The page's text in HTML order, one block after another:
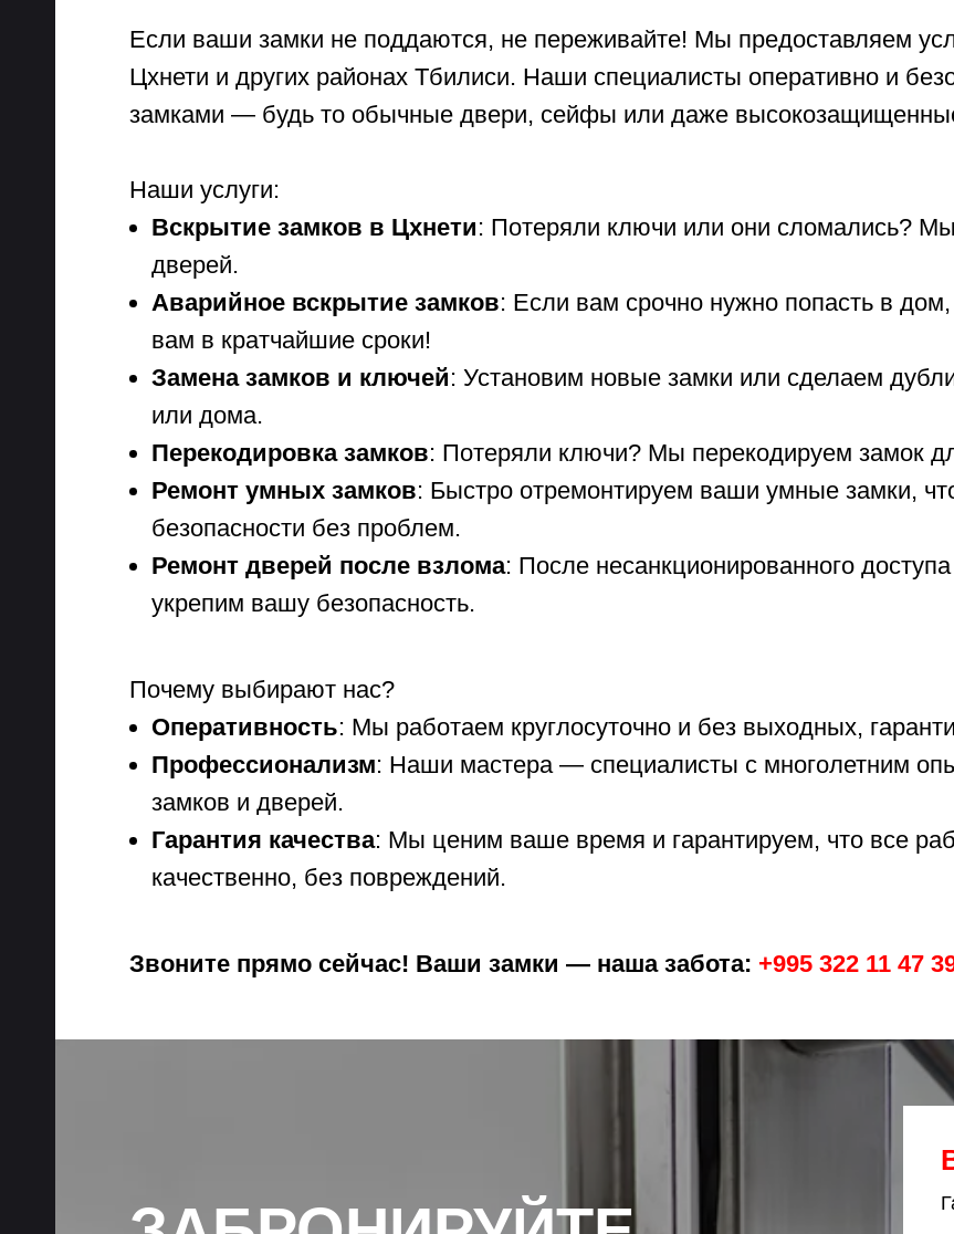
Если ваши замки не поддаются, не переживайте! Мы предоставляем
Цхнети и других районах Тбилиси. Наши специалисты оперативно и
замками — будь то обычные двери, сейфы или даже
Наши услуги:
Вскрытие замков в Цхнети: Потеряли ключи или они сломались?
дверей.
Аварийное вскрытие замков: Если вам срочно нужно попасть в
вам в кратчайшие сроки!
Замена замков и ключей: Установим новые замки или сделаем
или дома.
Перекодировка замков: Потеряли ключи? Мы перекодируем замок
Ремонт умных замков: Быстро отремонтируем ваши умные замки,
безопасности без проблем.
Ремонт дверей после взлома: После несанкционированного
укрепим вашу безопасность.
Почему выбирают нас?
Оперативность: Мы работаем круглосуточно и без выходных,
Профессионализм: Наши мастера — специалисты с многолетним
замков и дверей.
Гарантия качества: Мы ценим ваше время и гарантируем, что все
качественно, без повреждений.
Звоните прямо сейчас! Ваши замки — наша забота: +995 322 11 47